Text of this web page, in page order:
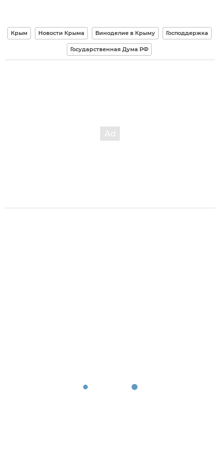
Крым Новости Крыма Виноделие в Крыму Господдержка
Государственная Дума РФ